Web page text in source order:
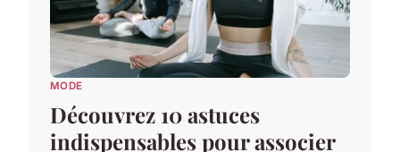
MODE
Découvrez 10 astuces
indispensables pour associer